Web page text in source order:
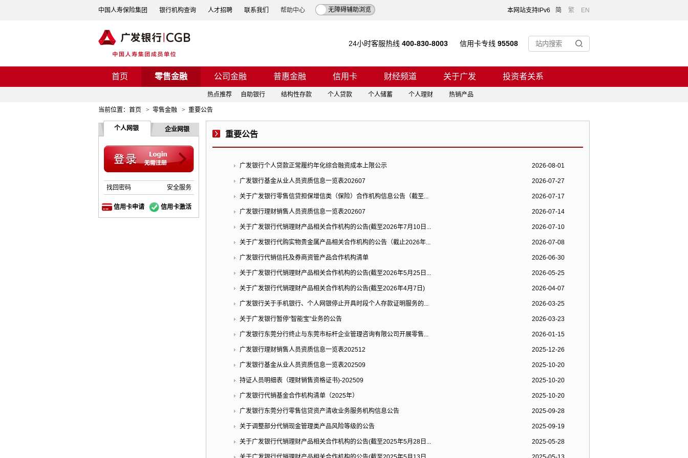
中国人寿保险集团 银行机构查询 人才招聘 联系我们 帮助中心 无障碍辅助浏览 本网站支持IPv6 简 繁 EN
24小时客服热线 400-830-8003 信用卡专线 95508
首页 零售金融 公司金融 普惠金融 信用卡 财经频道 关于广发 投资者关系
热点推荐 自助银行 结构性存款 个人贷款 个人储蓄 个人理财 热销产品
当前位置： 首页 > 零售金融 > 重要公告
个人网银 企业网银
找回密码 安全服务
信用卡申请 信用卡激活
重要公告
广发银行个人贷款正常履约年化综合融资成本上限公示 2026-08-01
广发银行基金从业人员资质信息一览表202607 2026-07-27
关于广发银行零售信贷担保增信类（保险）合作机构信息公告（截至... 2026-07-17
广发银行理财销售人员资质信息一览表202607 2026-07-14
关于广发银行代销理财产品相关合作机构的公告(截至2026年7月10日... 2026-07-10
关于广发银行代购实物贵金属产品相关合作机构的公告（截止2026年... 2026-07-08
广发银行代销信托及券商资管产品合作机构清单 2026-06-30
关于广发银行代销理财产品相关合作机构的公告(截至2026年5月25日... 2026-05-25
关于广发银行代销理财产品相关合作机构的公告(截至2026年4月7日) 2026-04-07
广发银行关于手机银行、个人网银停止开具时段个人存款证明服务的... 2026-03-25
关于广发银行暂停“智能宝”业务的公告 2026-03-23
广发银行东莞分行终止与东莞市标杆企业管理咨询有限公司开展零售... 2026-01-15
广发银行理财销售人员资质信息一览表202512 2025-12-26
广发银行基金从业人员资质信息一览表202509 2025-10-20
持证人员明细表（理财销售资格证书)-202509 2025-10-20
广发银行代销基金合作机构清单（2025年） 2025-10-20
广发银行东莞分行零售信贷资产清收业务服务机构信息公告 2025-09-28
关于调整部分代销现金管理类产品风险等级的公告 2025-09-19
关于广发银行代销理财产品相关合作机构的公告(截至2025年5月28日... 2025-05-28